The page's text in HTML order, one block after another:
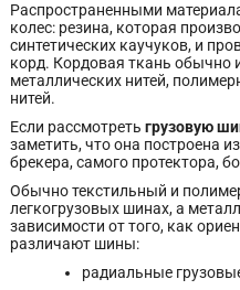
Распространенными
колес: резина, которая
синтетических каучуков, и
корд. Кордовая ткань обычно
металлических нитей,
нитей.
Если рассмотреть грузовую
заметить, что она построена
брекера, самого протектора,
Обычно текстильный и
легкогрузовых шинах, а
зависимости от того, как
различают шины:
радиальные